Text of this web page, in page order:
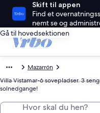
Skift til appen
Find et
nemt se og
Gå til hovedsektionen
Mazarrón
Villa Vistamar-6 sovepladser. 3
solnedgange!
Hvor skal du hen?